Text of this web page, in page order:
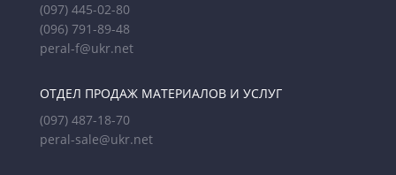
(097) 445-02-80
(096) 791-89-48
peral-f@ukr.net
ОТДЕЛ ПРОДАЖ МАТЕРИАЛОВ И УСЛУГ
(097) 487-18-70
peral-sale@ukr.net